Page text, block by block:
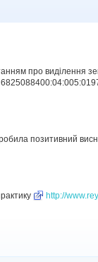
про
позитивний
http://